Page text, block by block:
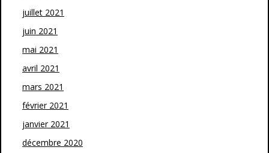
juillet 2021
juin 2021
mai 2021
avril 2021
mars 2021
février 2021
janvier 2021
décembre 2020